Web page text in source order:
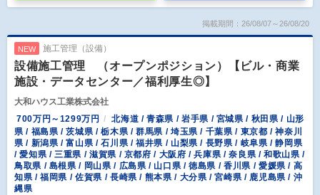
掲載期間：26/08/07～26/08/20
NEW 施工管理（設備）
設備施工管理 （オープンポジション）【ビル・商業
施設・データセンター／福利厚生◎】
大和ハウス工業株式会社
700万円～1299万円
北海道 / 青森県 / 岩手県 / 宮城県 / 秋田県 / 山形
県 / 福島県 / 茨城県 / 栃木県 / 群馬県 / 埼玉県 / 千葉県 / 東京都 / 神奈川
県 / 新潟県 / 富山県 / 石川県 / 福井県 / 山梨県 / 長野県 / 岐阜県 / 静岡県
/ 愛知県 / 三重県 / 滋賀県 / 京都府 / 大阪府 / 兵庫県 / 奈良県 / 和歌山県 /
鳥取県 / 島根県 / 岡山県 / 広島県 / 山口県 / 徳島県 / 香川県 / 愛媛県 / 高
知県 / 福岡県 / 佐賀県 / 長崎県 / 熊本県 / 大分県 / 宮崎県 / 鹿児島県 / 沖
縄県